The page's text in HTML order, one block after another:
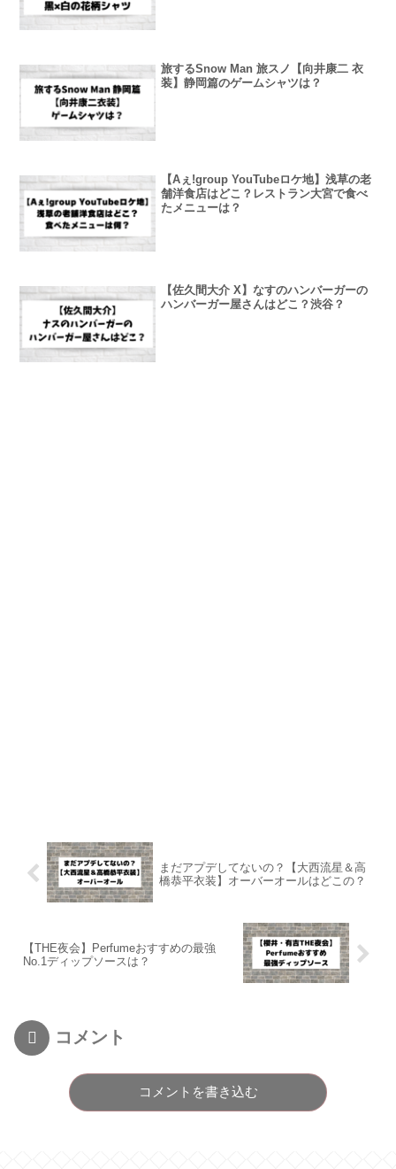
旅するSnow Man 旅スノ【向井康二 衣
装】静岡篇のゲームシャツは？
【Aぇ!group YouTubeロケ地】浅草の老
舗洋食店はどこ？レストラン大宮で食べ
たメニューは？
【佐久間大介 X】なすのハンバーガーの
ハンバーガー屋さんはどこ？渋谷？
まだアプデしてないの？【大西流星＆高
橋恭平衣装】オーバーオールはどこの？
【THE夜会】Perfumeおすすめの最強
No.1ディップソースは？
コメント
コメントを書き込む